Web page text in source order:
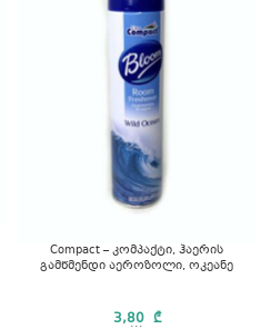
Compact – კომპაქტი, ჰაერის
გამწმენდი აეროზოლი, ოკეანე
3,80 ₾
...